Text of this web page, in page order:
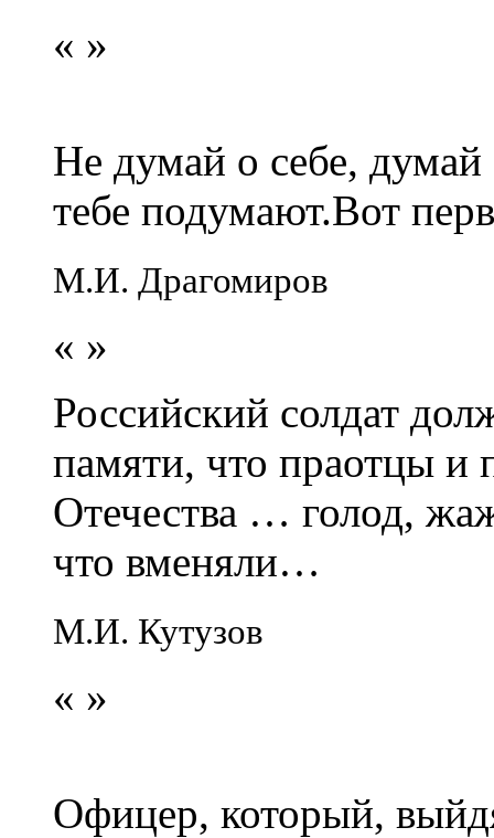
« »
Не думай о себе,
тебе подумают.Вот
М.И. Драгомиров
« »
Российский солдат
памяти, что праотцы и
Отечества … голод,
что вменяли…
М.И. Кутузов
« »
Офицер, который,